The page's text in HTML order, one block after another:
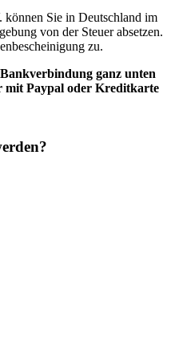
können Sie in Deutschland im
von der Steuer absetzen.
zu.
ganz unten
mit Paypal oder Kreditkarte